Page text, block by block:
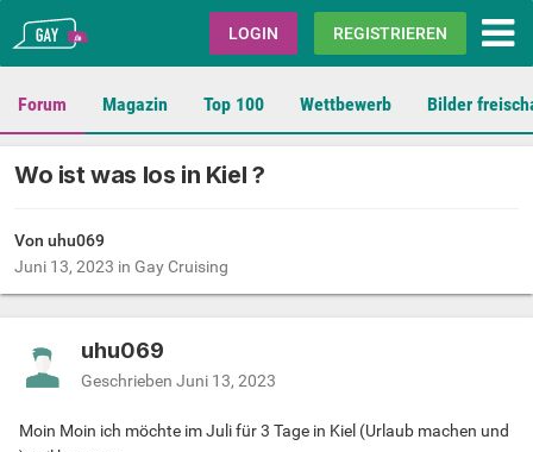
Gay.de LOGIN REGISTRIEREN
Forum Magazin Top 100 Wettbewerb Bilder
Wo ist was los in Kiel ?
Von uhu069
Juni 13, 2023 in Gay Cruising
uhu069
Geschrieben Juni 13, 2023
Moin Moin ich möchte im Juli für 3 Tage in Kiel (Urlaub machen und